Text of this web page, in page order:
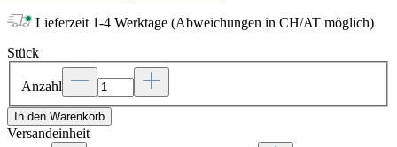
Lieferzeit 1-4 Werktage (Abweichungen in CH/AT möglich)
Stück
Anzahl
In den Warenkorb
Versandeinheit